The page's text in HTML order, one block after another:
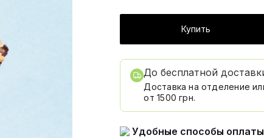
Купить
До бесплатной
Доставка на отделение
от 1500 грн.
Удобные способы оплаты